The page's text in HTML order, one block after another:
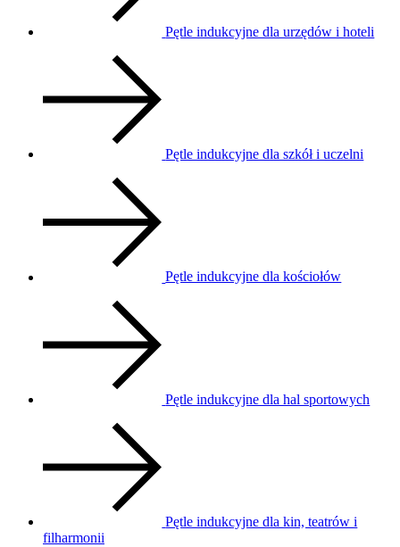
Pętle indukcyjne dla urzędów i hoteli
Pętle indukcyjne dla szkół i uczelni
Pętle indukcyjne dla kościołów
Pętle indukcyjne dla hal sportowych
Pętle indukcyjne dla kin, teatrów i
filharmonii